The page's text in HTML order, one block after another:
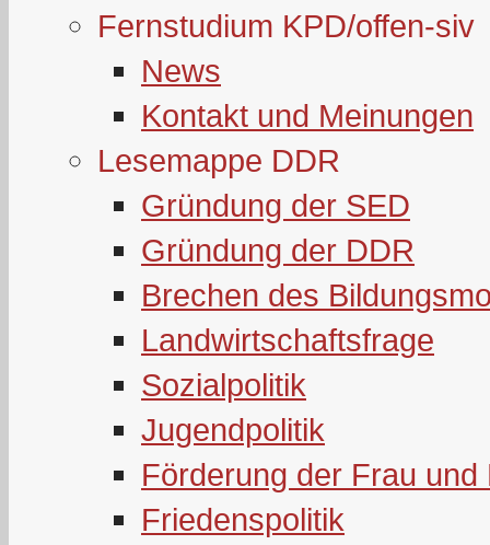
Fernstudium KPD/offen-siv
News
Kontakt und Meinungen
Lesemappe DDR
Gründung der SED
Gründung der DDR
Brechen des
Landwirtschaftsfrage
Sozialpolitik
Jugendpolitik
Förderung der Frau und
Friedenspolitik